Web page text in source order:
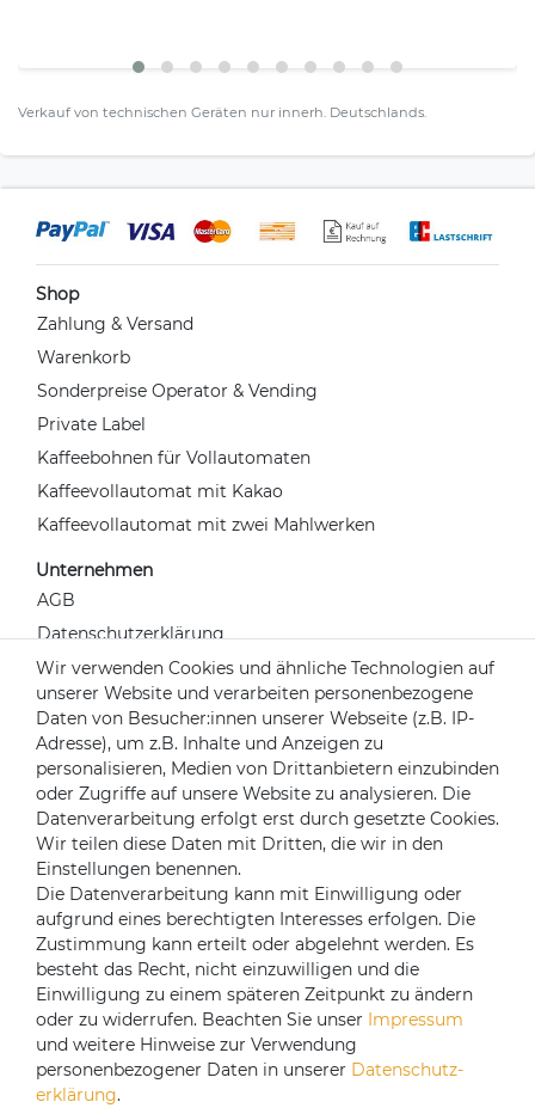
Verkauf von technischen Geräten nur innerh. Deutschlands.
Shop
Zahlung & Versand
Warenkorb
Sonderpreise Operator & Vending
Private Label
Kaffeebohnen für Vollautomaten
Kaffeevollautomat mit Kakao
Kaffeevollautomat mit zwei Mahlwerken
Unternehmen
AGB
Datenschutzerklärung
Widerrufsrecht
Impressum
Kontakt
Über uns
Mein Konto
Login
Registrieren
Versandpartner
Wir verwenden Cookies und ähnliche Technologien auf
unserer Website und verarbeiten personenbezogene
Daten von Besucher:innen unserer Webseite (z.B. IP-
Adresse), um z.B. Inhalte und Anzeigen zu
personalisieren, Medien von Drittanbietern einzubinden
oder Zugriffe auf unsere Website zu analysieren. Die
Datenverarbeitung erfolgt erst durch gesetzte Cookies.
Wir teilen diese Daten mit Dritten, die wir in den
Einstellungen benennen.
Die Datenverarbeitung kann mit Einwilligung oder
aufgrund eines berechtigten Interesses erfolgen. Die
Zustimmung kann erteilt oder abgelehnt werden. Es
besteht das Recht, nicht einzuwilligen und die
Einwilligung zu einem späteren Zeitpunkt zu ändern
oder zu widerrufen. Beachten Sie unser Impressum
und weitere Hinweise zur Verwendung
personenbezogener Daten in unserer Daten­schutz­
erklärung.